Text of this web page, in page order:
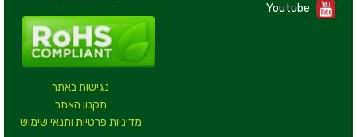
נגישות באתר
תקנון האתר
מדיניות פרטיות ותנאי שימוש
Youtube